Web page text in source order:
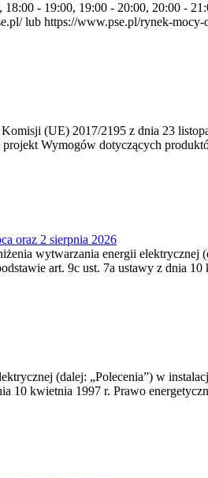
- 19:00, 19:00 - 20:00, 20:00 -
lub https://www.pse.pl/rynek-
(UE) 2017/2195 z dnia 23‍
Wymogów dotyczących
oraz 2 sierpnia 2026
wytwarzania energii elektrycznej
art. 9c ust. 7a ustawy z dnia
(dalej: „Polecenia”) w
10 kwietnia 1997 r. Prawo